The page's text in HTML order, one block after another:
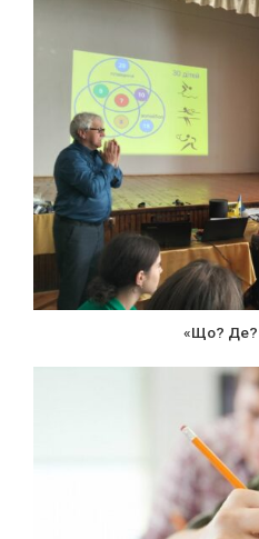
«Що? Де?